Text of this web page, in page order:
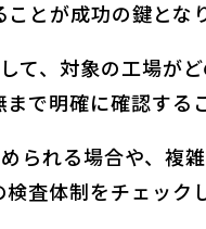
とが成功の鍵となり
、対象の工場が
で明確に確認する
れる場合や、複
査体制をチェック